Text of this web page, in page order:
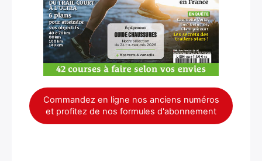
Commandez en ligne nos anciens numéros
et profitez de nos formules d'abonnement